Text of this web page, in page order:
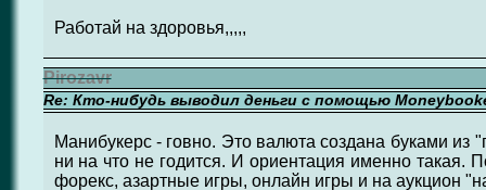
Работай на здоровья,,,,,
Pirozavr
Re: Кто-нибудь выводил деньги с помощью
Манибукерс - говно. Это валюта создана буками из
ни на что не годится. И ориентация именно такая.
форекс, азартные игры, онлайн игры и на аукцион